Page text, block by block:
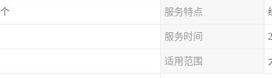
服务特点
服务时间
适用范围